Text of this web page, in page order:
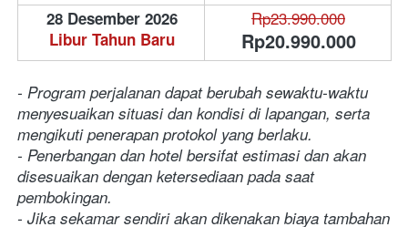
28 Desember 2026
Libur Tahun Baru
Rp23.990.000
Rp20.990.000
- Program perjalanan dapat berubah sewaktu-waktu
menyesuaikan situasi dan kondisi di lapangan, serta
mengikuti penerapan protokol yang berlaku.
- Penerbangan dan hotel bersifat estimasi dan akan
disesuaikan dengan ketersediaan pada saat
pembokingan.